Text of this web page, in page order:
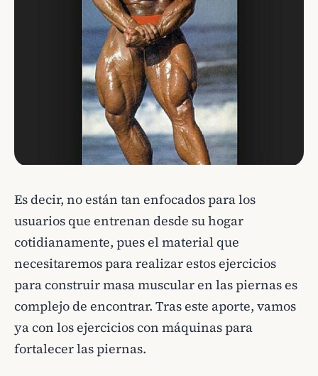
Es decir, no están tan enfocados para los
usuarios que entrenan desde su hogar
cotidianamente, pues el material que
necesitaremos para realizar estos ejercicios
para construir masa muscular en las piernas es
complejo de encontrar. Tras este aporte, vamos
ya con los ejercicios con máquinas para
fortalecer las piernas.